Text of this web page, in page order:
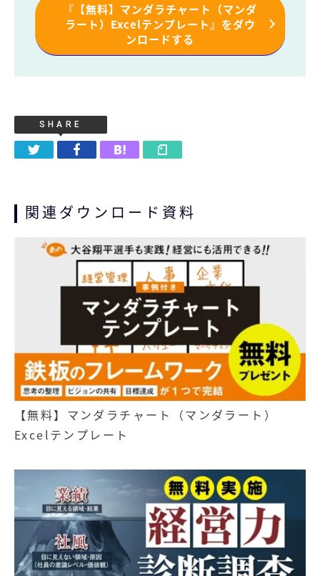
『【無料】マンダラチャート（マンダ
ラート）Excelテンプレート』をダウ
ンロードする
SHARE
関連ダウンロード資料
【無料】マンダラチャート（マンダラート）
Excelテンプレート